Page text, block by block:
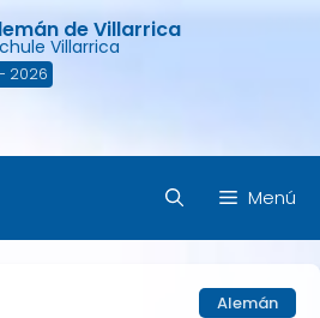
de Villarrica
Villarrica
- 2026
Menú
Alemán